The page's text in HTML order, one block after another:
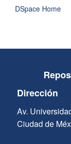
DSpace Home
Dirección
Av.
Ciudad de